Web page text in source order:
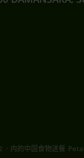
. 内的中国食物送餐